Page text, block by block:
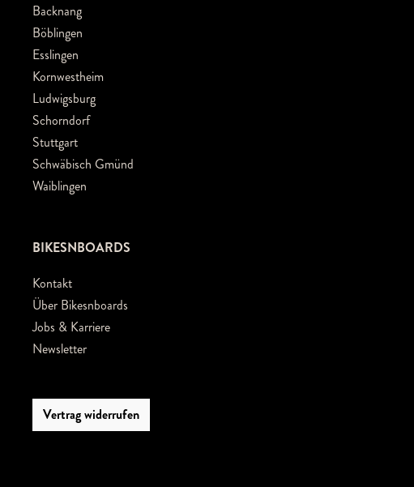
Backnang
Böblingen
Esslingen
Kornwestheim
Ludwigsburg
Schorndorf
Stuttgart
Schwäbisch Gmünd
Waiblingen
BIKESNBOARDS
Kontakt
Über Bikesnboards
Jobs & Karriere
Newsletter
Vertrag widerrufen